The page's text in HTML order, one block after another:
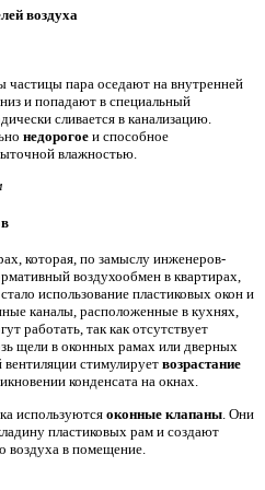
воздуха
пара оседают на внутренней
и попадают в специальный
сливается в канализацию.
недорогое и способное
влажностью.
которая, по замыслу инженеров-
воздухообмен в квартирах,
использование пластиковых окон и
каналы, расположенные в кухнях,
работать, так как отсутствует
щели в оконных рамах или дверных
стимулирует возрастание
конденсата на окнах.
используются оконные клапаны . Они
пластиковых рам и создают
воздуха в помещение.